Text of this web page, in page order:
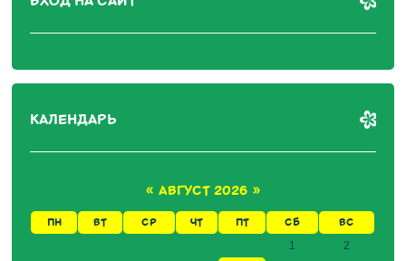
КАЛЕНДАРЬ
« АВГУСТ 2026 »
ПН ВТ СР ЧТ ПТ СБ ВС
1
2